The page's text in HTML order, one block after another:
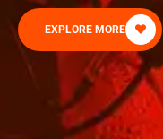
EXPLORE MORE